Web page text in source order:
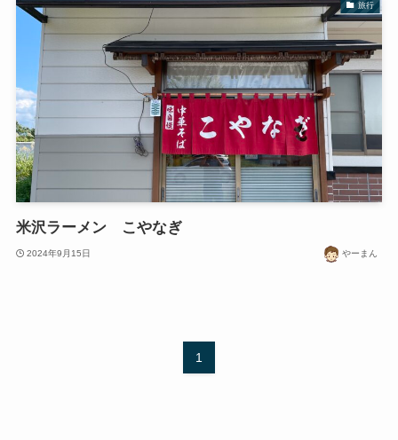
旅行
米沢ラーメン こやなぎ
2024年9月15日 やーまん
1